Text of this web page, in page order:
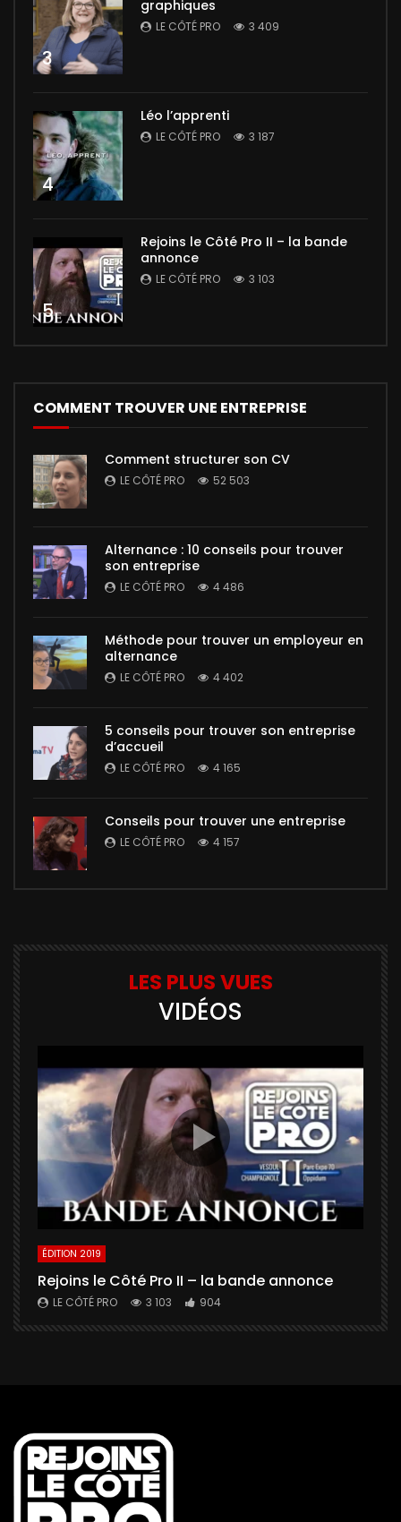
3
graphiques
LE CÔTÉ PRO 3 409
4
Léo l’apprenti
LE CÔTÉ PRO 3 187
5
Rejoins le Côté Pro II – la bande
annonce
LE CÔTÉ PRO 3 103
COMMENT TROUVER UNE ENTREPRISE
Comment structurer son CV
LE CÔTÉ PRO 52 503
Alternance : 10 conseils pour trouver
son entreprise
LE CÔTÉ PRO 4 486
Méthode pour trouver un employeur en
alternance
LE CÔTÉ PRO 4 402
5 conseils pour trouver son entreprise
d’accueil
LE CÔTÉ PRO 4 165
Conseils pour trouver une entreprise
LE CÔTÉ PRO 4 157
LES PLUS VUES
VIDÉOS
ÉDITION 2019
Rejoins le Côté Pro II – la bande annonce
LE CÔTÉ PRO 3 103 904